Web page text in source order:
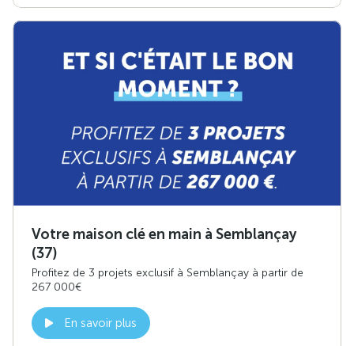
Votre maison clé en main à Semblançay
(37)
Profitez de 3 projets exclusif à Semblançay à partir de
267 000€
En savoir plus